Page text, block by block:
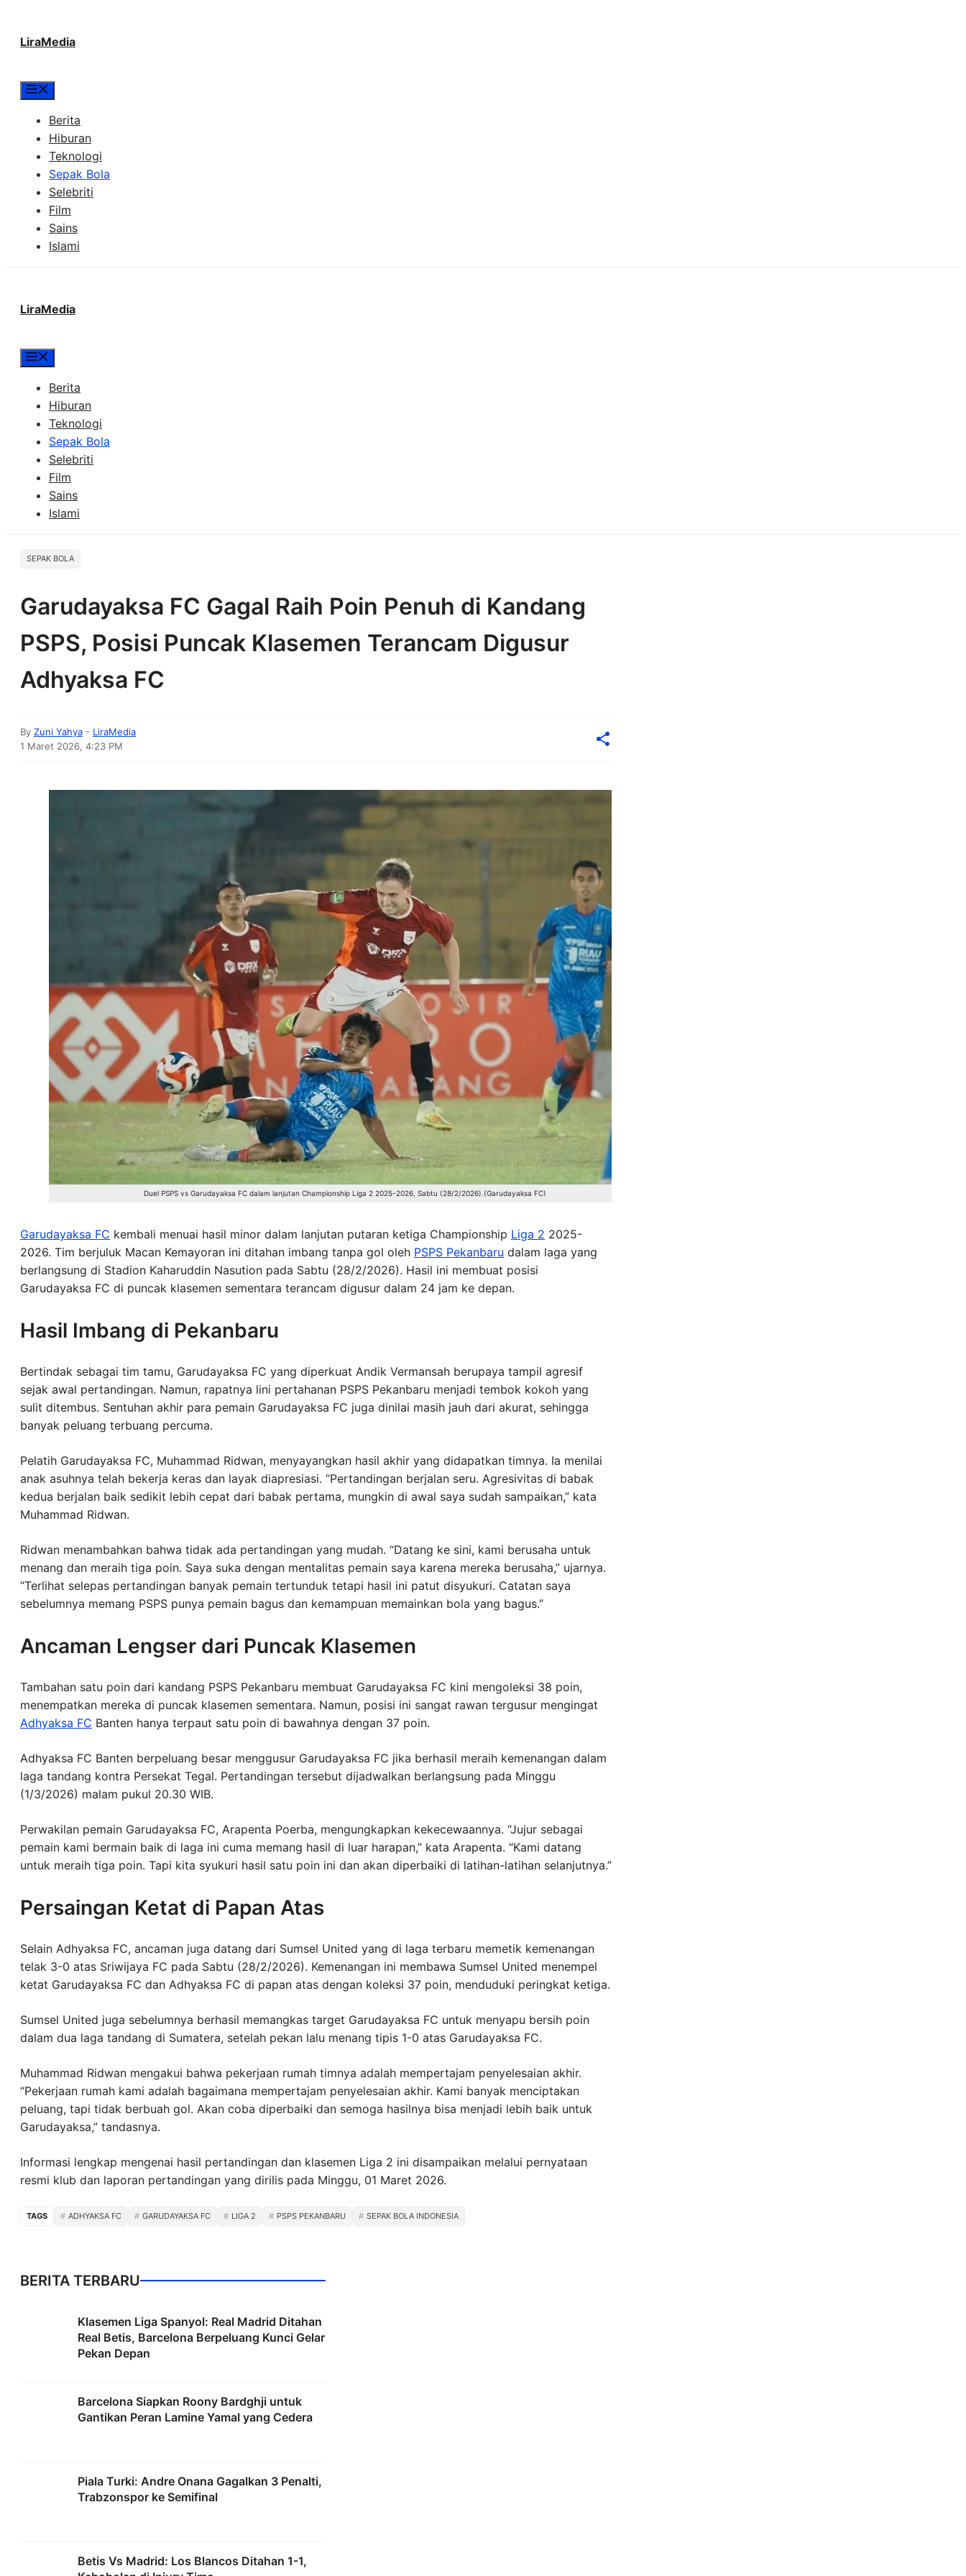
LiraMedia
Berita
Hiburan
Teknologi
Sepak Bola
Selebriti
Film
Sains
Islami
LiraMedia
Berita
Hiburan
Teknologi
Sepak Bola
Selebriti
Film
Sains
Islami
SEPAK BOLA
Garudayaksa FC Gagal Raih Poin Penuh di Kandang
PSPS, Posisi Puncak Klasemen Terancam Digusur
Adhyaksa FC
By Zuni Yahya - LiraMedia
1 Maret 2026, 4:23 PM
Duel PSPS vs Garudayaksa FC dalam lanjutan Championship Liga 2 2025-2026, Sabtu (28/2/2026).(Garudayaksa FC)
Garudayaksa FC kembali menuai hasil minor dalam lanjutan putaran ketiga Championship Liga 2 2025-
2026. Tim berjuluk Macan Kemayoran ini ditahan imbang tanpa gol oleh PSPS Pekanbaru dalam laga yang
berlangsung di Stadion Kaharuddin Nasution pada Sabtu (28/2/2026). Hasil ini membuat posisi
Garudayaksa FC di puncak klasemen sementara terancam digusur dalam 24 jam ke depan.
Hasil Imbang di Pekanbaru
Bertindak sebagai tim tamu, Garudayaksa FC yang diperkuat Andik Vermansah berupaya tampil agresif
sejak awal pertandingan. Namun, rapatnya lini pertahanan PSPS Pekanbaru menjadi tembok kokoh yang
sulit ditembus. Sentuhan akhir para pemain Garudayaksa FC juga dinilai masih jauh dari akurat, sehingga
banyak peluang terbuang percuma.
Pelatih Garudayaksa FC, Muhammad Ridwan, menyayangkan hasil akhir yang didapatkan timnya. Ia menilai
anak asuhnya telah bekerja keras dan layak diapresiasi. “Pertandingan berjalan seru. Agresivitas di babak
kedua berjalan baik sedikit lebih cepat dari babak pertama, mungkin di awal saya sudah sampaikan,” kata
Muhammad Ridwan.
Ridwan menambahkan bahwa tidak ada pertandingan yang mudah. “Datang ke sini, kami berusaha untuk
menang dan meraih tiga poin. Saya suka dengan mentalitas pemain saya karena mereka berusaha,” ujarnya.
“Terlihat selepas pertandingan banyak pemain tertunduk tetapi hasil ini patut disyukuri. Catatan saya
sebelumnya memang PSPS punya pemain bagus dan kemampuan memainkan bola yang bagus.”
Ancaman Lengser dari Puncak Klasemen
Tambahan satu poin dari kandang PSPS Pekanbaru membuat Garudayaksa FC kini mengoleksi 38 poin,
menempatkan mereka di puncak klasemen sementara. Namun, posisi ini sangat rawan tergusur mengingat
Adhyaksa FC Banten hanya terpaut satu poin di bawahnya dengan 37 poin.
Adhyaksa FC Banten berpeluang besar menggusur Garudayaksa FC jika berhasil meraih kemenangan dalam
laga tandang kontra Persekat Tegal. Pertandingan tersebut dijadwalkan berlangsung pada Minggu
(1/3/2026) malam pukul 20.30 WIB.
Perwakilan pemain Garudayaksa FC, Arapenta Poerba, mengungkapkan kekecewaannya. “Jujur sebagai
pemain kami bermain baik di laga ini cuma memang hasil di luar harapan,” kata Arapenta. “Kami datang
untuk meraih tiga poin. Tapi kita syukuri hasil satu poin ini dan akan diperbaiki di latihan-latihan selanjutnya.”
Persaingan Ketat di Papan Atas
Selain Adhyaksa FC, ancaman juga datang dari Sumsel United yang di laga terbaru memetik kemenangan
telak 3-0 atas Sriwijaya FC pada Sabtu (28/2/2026). Kemenangan ini membawa Sumsel United menempel
ketat Garudayaksa FC dan Adhyaksa FC di papan atas dengan koleksi 37 poin, menduduki peringkat ketiga.
Sumsel United juga sebelumnya berhasil memangkas target Garudayaksa FC untuk menyapu bersih poin
dalam dua laga tandang di Sumatera, setelah pekan lalu menang tipis 1-0 atas Garudayaksa FC.
Muhammad Ridwan mengakui bahwa pekerjaan rumah timnya adalah mempertajam penyelesaian akhir.
“Pekerjaan rumah kami adalah bagaimana mempertajam penyelesaian akhir. Kami banyak menciptakan
peluang, tapi tidak berbuah gol. Akan coba diperbaiki dan semoga hasilnya bisa menjadi lebih baik untuk
Garudayaksa,” tandasnya.
Informasi lengkap mengenai hasil pertandingan dan klasemen Liga 2 ini disampaikan melalui pernyataan
resmi klub dan laporan pertandingan yang dirilis pada Minggu, 01 Maret 2026.
TAGS ADHYAKSA FC GARUDAYAKSA FC LIGA 2 PSPS PEKANBARU SEPAK BOLA INDONESIA
BERITA TERBARU
Klasemen Liga Spanyol: Real Madrid Ditahan
Real Betis, Barcelona Berpeluang Kunci Gelar
Pekan Depan
Barcelona Siapkan Roony Bardghji untuk
Gantikan Peran Lamine Yamal yang Cedera
Piala Turki: Andre Onana Gagalkan 3 Penalti,
Trabzonspor ke Semifinal
Betis Vs Madrid: Los Blancos Ditahan 1-1,